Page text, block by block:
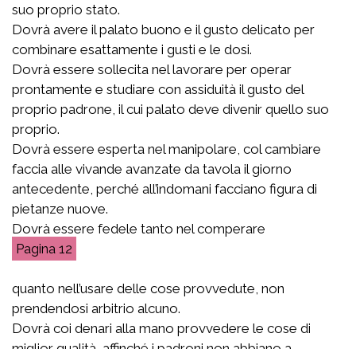
suo proprio stato.
Dovrà avere il palato buono e il gusto delicato per
combinare esattamente i gusti e le dosi.
Dovrà essere sollecita nel lavorare per operar
prontamente e studiare con assiduità il gusto del
proprio padrone, il cui palato deve divenir quello suo
proprio.
Dovrà essere esperta nel manipolare, col cambiare
faccia alle vivande avanzate da tavola il giorno
antecedente, perché all’indomani facciano figura di
pietanze nuove.
Dovrà essere fedele tanto nel comperare
12
quanto nell’usare delle cose provvedute, non
prendendosi arbitrio alcuno.
Dovrà coi denari alla mano provvedere le cose di